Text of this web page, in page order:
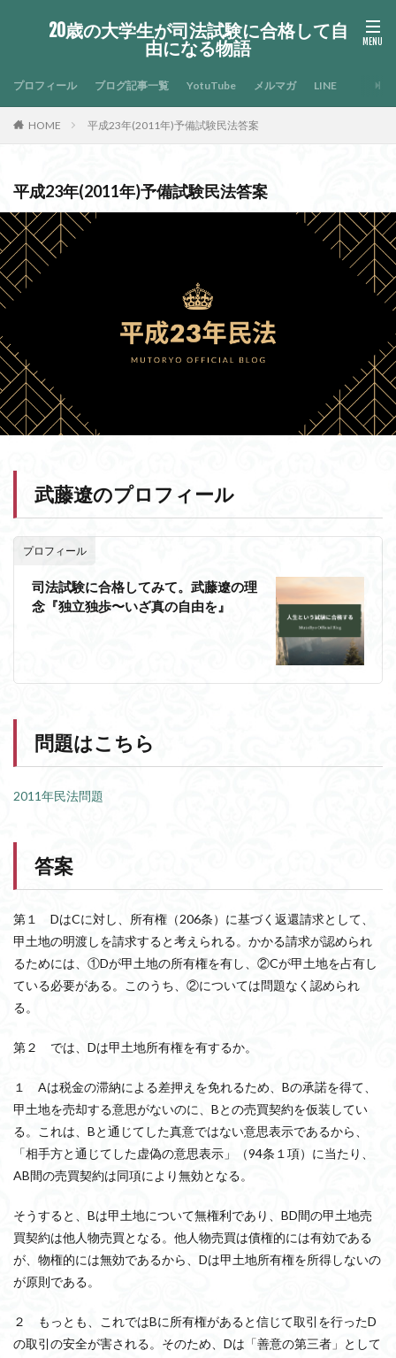
20歳の大学生が司法試験に合格して自
由になる物語
プロフィール ブログ記事一覧 YotuTube メルマガ LINE
HOME 平成23年(2011年)予備試験民法答案
平成23年(2011年)予備試験民法答案
武藤遼のプロフィール
プロフィール
司法試験に合格してみて。武藤遼の理
念『独立独歩〜いざ真の自由を』
問題はこちら
2011年民法問題
答案
第１ DはCに対し、所有権（206条）に基づく返還請求として、
甲土地の明渡しを請求すると考えられる。かかる請求が認められ
るためには、①Dが甲土地の所有権を有し、②Cが甲土地を占有し
ている必要がある。このうち、②については問題なく認められ
る。
第２ では、Dは甲土地所有権を有するか。
１ Aは税金の滞納による差押えを免れるため、Bの承諾を得て、
甲土地を売却する意思がないのに、Bとの売買契約を仮装してい
る。これは、Bと通じてした真意ではない意思表示であるから、
「相手方と通じてした虚偽の意思表示」（94条１項）に当たり、
AB間の売買契約は同項により無効となる。
そうすると、Bは甲土地について無権利であり、BD間の甲土地売
買契約は他人物売買となる。他人物売買は債権的には有効である
が、物権的には無効であるから、Dは甲土地所有権を所得しないの
が原則である。
２ もっとも、これではBに所有権があると信じて取引を行ったD
の取引の安全が害される。そのため、Dは「善意の第三者」として